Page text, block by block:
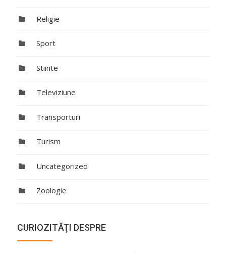
Religie
Sport
Stiinte
Televiziune
Transporturi
Turism
Uncategorized
Zoologie
CURIOZITĂŢI DESPRE